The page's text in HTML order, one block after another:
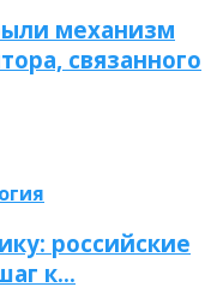
механизм
связанного
российские
к…